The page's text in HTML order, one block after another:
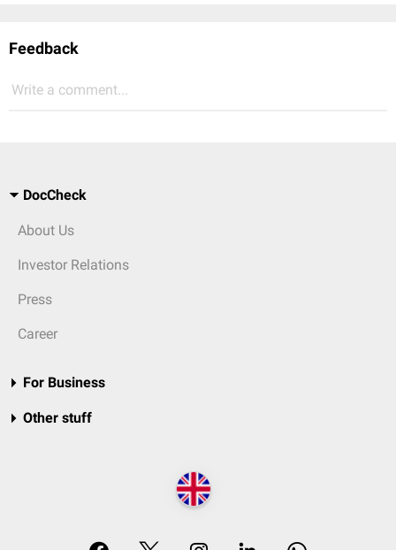
Feedback
Write a comment...
DocCheck
About Us
Investor Relations
Press
Career
For Business
Other stuff